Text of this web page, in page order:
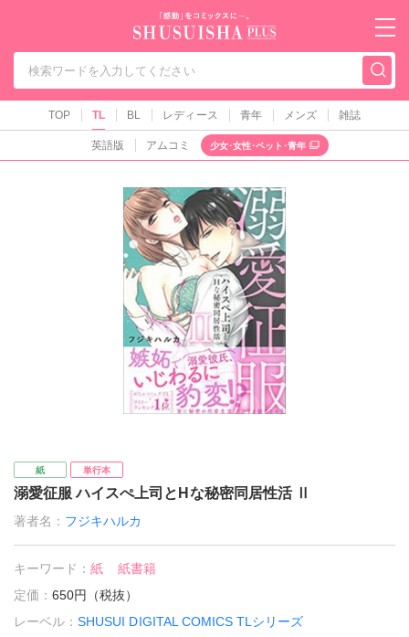
秋水社PLUS（テ
TOP TL BL レディース 青年 メンズ 雑誌
英語版 アムコミ 少女･女性･ペット･青年
紙 単行本
溺愛征服 ハイスぺ上司とHな秘密同居性活 Ⅱ
著者名： フジキハルカ
キーワード：紙
紙書籍
定価：650円（税抜）
レーベル：SHUSUI DIGITAL COMICS TLシリーズ